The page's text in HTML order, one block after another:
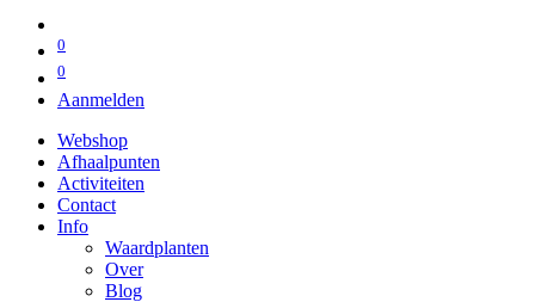
0
0
Aanmelden
Webshop
Afhaalpunten
Activiteiten
Contact
Info
Waardplanten
Over
Blog